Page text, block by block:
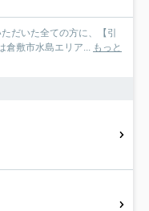
だいた全ての方に、【引
倉敷市水島エリア... もっと